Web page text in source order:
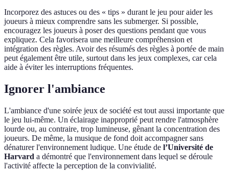
Incorporez des astuces ou des « tips » durant le jeu pour aider les
joueurs à mieux comprendre sans les submerger. Si possible,
encouragez les joueurs à poser des questions pendant que vous
expliquez. Cela favorisera une meilleure compréhension et
intégration des règles. Avoir des résumés des règles à portée de main
peut également être utile, surtout dans les jeux complexes, car cela
aide à éviter les interruptions fréquentes.
Ignorer l'ambiance
L'ambiance d'une soirée jeux de société est tout aussi importante que
le jeu lui-même. Un éclairage inapproprié peut rendre l'atmosphère
lourde ou, au contraire, trop lumineuse, gênant la concentration des
joueurs. De même, la musique de fond doit accompagner sans
dénaturer l'environnement ludique. Une étude de l’Université de
Harvard a démontré que l'environnement dans lequel se déroule
l'activité affecte la perception de la convivialité.